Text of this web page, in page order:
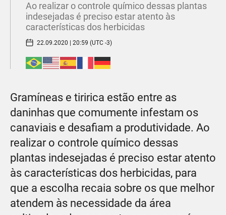
Ao realizar o controle químico dessas plantas
indesejadas é preciso estar atento às
características dos herbicidas
22.09.2020 | 20:59 (UTC -3)
Gramíneas e tiririca estão entre as
daninhas que comumente infestam os
canaviais e desafiam a produtividade. Ao
realizar o controle químico dessas
plantas indesejadas é preciso estar atento
às características dos herbicidas, para
que a escolha recaia sobre os que melhor
atendem às necessidade da área